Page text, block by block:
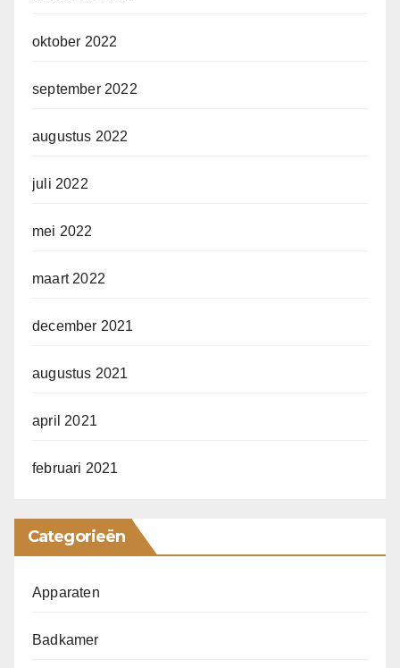
oktober 2022
september 2022
augustus 2022
juli 2022
mei 2022
maart 2022
december 2021
augustus 2021
april 2021
februari 2021
Categorieën
Apparaten
Badkamer